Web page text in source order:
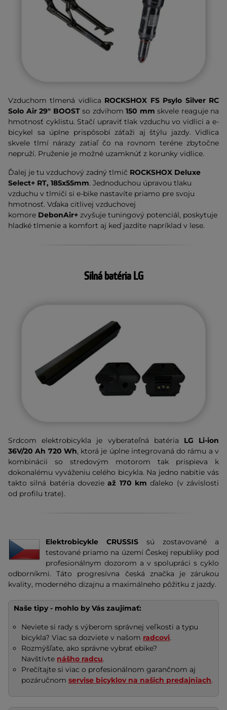
Vzduchom tlmená vidlica ROCKSHOX FS Psylo Silver RC
Solo Air 29" BOOST so zdvihom 150 mm skvele reaguje na
hmotnosť cyklistu. Stačí upraviť tlak vzduchu vo vidlici a e-
bicykel sa úplne prispôsobí záťaži aj štýlu jazdy. Vidlica
skvele tlmí nárazy zatiaľ čo na rovnom teréne zbytočne
nepruží. Pruženie je možné uzamknúť z korunky vidlice.
Ďalej je tu vzduchový zadný tlmič ROCKSHOX Deluxe
Select+ RT, 185x55mm. Jednoduchou úpravou tlaku
vzduchu v tlmiči si e-bike nastavíte priamo pre svoju
hmotnosť. Vďaka citlivej vzduchovej
komore DebonAir+ zvyšuje tuningový potenciál, poskytuje
hladké tlmenie a komfort aj keď jazdíte napríklad v lese.
Silná batéria LG
Srdcom elektrobicykla je vyberateľná batéria
LG Li-ion
36V/20 Ah 720 Wh, ktorá je úplne integrovaná do rámu a v
kombinácii so stredovým motorom tak prispieva k
dokonalému vyváženiu celého bicykla. Na jedno nabitie vás
takto silná batéria dovezie až 170 km ďaleko (v závislosti
od profilu trate).
Elektrobicykle CRUSSIS sú zostavované a
testované priamo na území Českej republiky pod
profesionálnym dozorom a v spolupráci s cyklo
odborníkmi. Táto progresívna česká značka je zárukou
kvality, moderného dizajnu a maximálneho pôžitku z jazdy.
Naše tipy - mohlo by Vás zaujímať:
Neviete si rady s výberom správnej veľkosti a typu
bicykla? Viac sa dozviete v našom radcovi.
Rozmýšľate, ako správne vybrať ebike?
Navštívte nášho radcu.
Prečítajte si viac o profesionálnom garančnom aj
pozáručnomservise bicyklov na našich predajniach.